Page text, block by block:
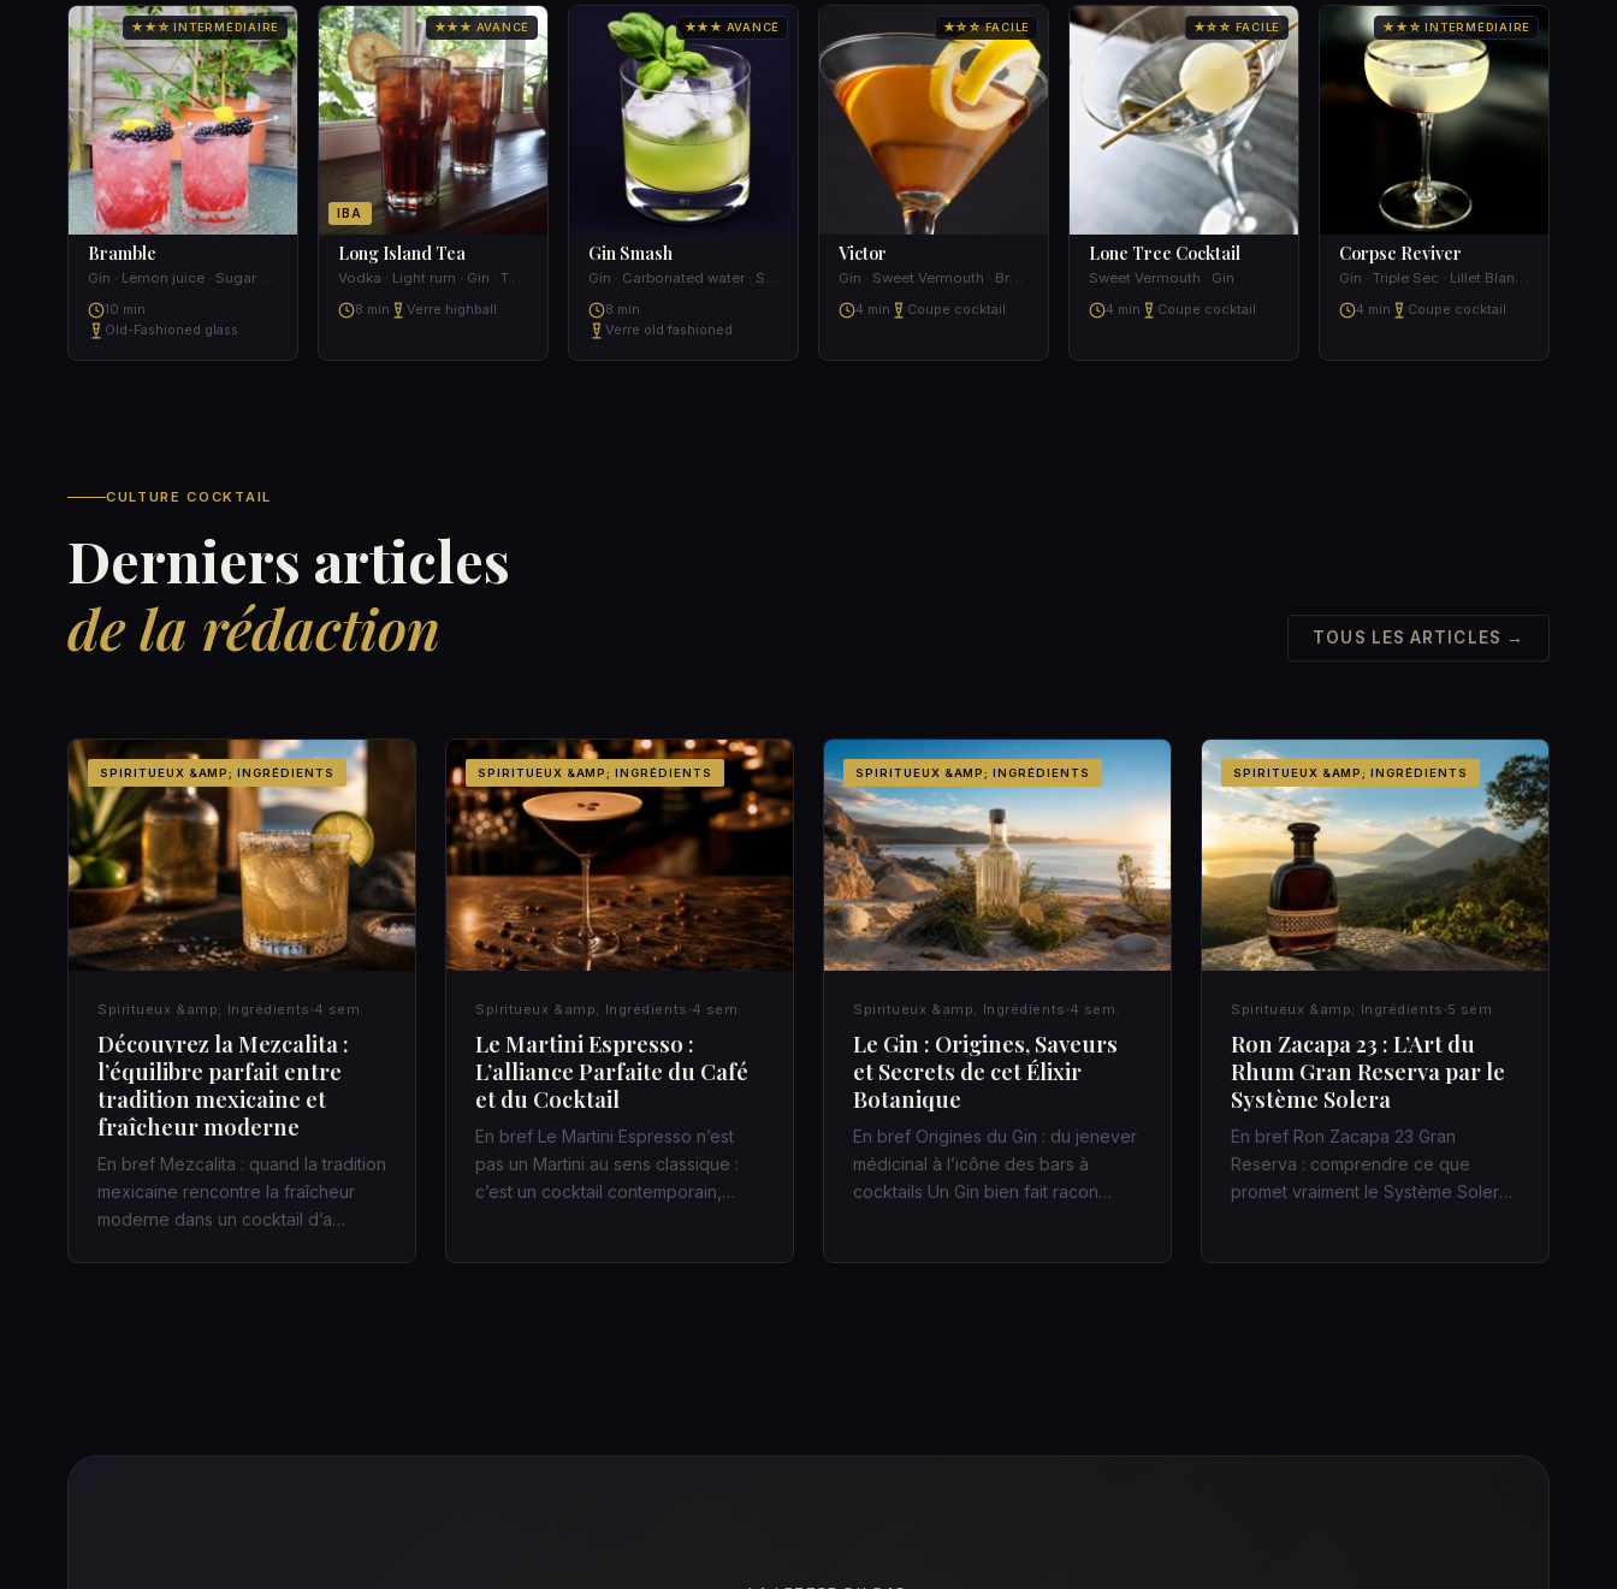
★★☆ INTERMÉDIAIRE
Bramble
Gin · Lemon juice · Sugar syrup · Creme de Mure
10 min
Old-Fashioned glass
★★★ AVANCÉ
IBA
Long Island Tea
Vodka · Light rum · Gin · Tequila
8 min
Verre highball
★★★ AVANCÉ
Gin Smash
Gin · Carbonated water · Sugar · Mint
8 min
Verre old fashioned
★☆☆ FACILE
Victor
Gin · Sweet Vermouth · Brandy
4 min
Coupe cocktail
★☆☆ FACILE
Lone Tree Cocktail
Sweet Vermouth · Gin
4 min
Coupe cocktail
★★☆ INTERMÉDIAIRE
Corpse Reviver
Gin · Triple Sec · Lillet Blanc · Lemon Juice
4 min
Coupe cocktail
CULTURE COCKTAIL
Derniers articles
de la rédaction
TOUS LES ARTICLES →
SPIRITUEUX &AMP; INGRÉDIENTS
Spiritueux &amp; Ingrédients 4 sem.
Découvrez la Mezcalita :
l’équilibre parfait entre
tradition mexicaine et
fraîcheur moderne
En bref Mezcalita : quand la tradition
mexicaine rencontre la fraîcheur
moderne dans un cocktail d’a…
SPIRITUEUX &AMP; INGRÉDIENTS
Spiritueux &amp; Ingrédients 4 sem.
Le Martini Espresso :
L’alliance Parfaite du Café
et du Cocktail
En bref Le Martini Espresso n’est
pas un Martini au sens classique :
c’est un cocktail contemporain,…
SPIRITUEUX &AMP; INGRÉDIENTS
Spiritueux &amp; Ingrédients 4 sem.
Le Gin : Origines, Saveurs
et Secrets de cet Élixir
Botanique
En bref Origines du Gin : du jenever
médicinal à l’icône des bars à
cocktails Un Gin bien fait racon…
SPIRITUEUX &AMP; INGRÉDIENTS
Spiritueux &amp; Ingrédients 5 sem.
Ron Zacapa 23 : L’Art du
Rhum Gran Reserva par le
Système Solera
En bref Ron Zacapa 23 Gran
Reserva : comprendre ce que
promet vraiment le Système Solera